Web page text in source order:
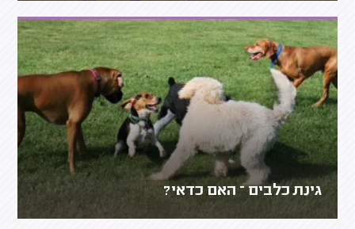
גינת כלבים – האם כדאי?